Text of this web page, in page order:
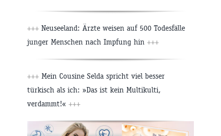
+++ Neuseeland: Ärzte weisen auf 500 Todesfälle
junger Menschen nach Impfung hin +++
+++ Mein Cousine Selda spricht viel besser
türkisch als ich: »Das ist kein Multikulti,
verdammt!« +++